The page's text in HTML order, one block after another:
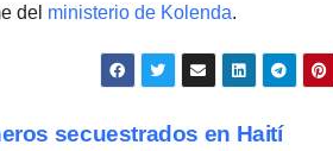
del ministerio de Kolenda.
secuestrados en Haití